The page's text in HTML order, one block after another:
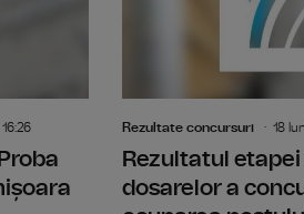
Rezultate concursuri 18
Rezultatul
dosarelor a